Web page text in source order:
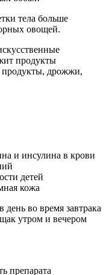
тела больше
овощей.
продукты
дрожжи,
и инсулина в крови
детей
кожа
во время завтрака
утром и вечером
препарата